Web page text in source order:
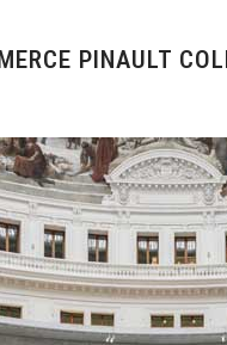
PINAULT